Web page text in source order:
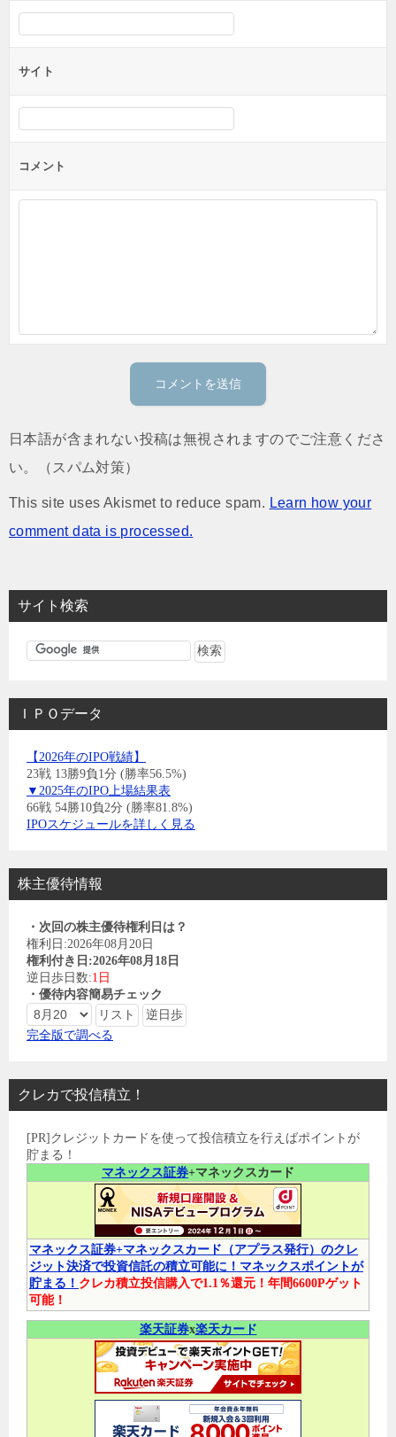
サイト
コメント
日本語が含まれない投稿は無視されますのでご注意くださ
い。（スパム対策）
This site uses Akismet to reduce spam. Learn how your
comment data is processed.
サイト検索
ＩＰＯデータ
【2026年のIPO戦績】
23戦 13勝9負1分 (勝率56.5%)
▼2025年のIPO上場結果表
66戦 54勝10負2分 (勝率81.8%)
IPOスケジュールを詳しく見る
株主優待情報
・次回の株主優待権利日は？
権利日:2026年08月20日
権利付き日:2026年08月18日
逆日歩日数:1日
・優待内容簡易チェック
完全版で調べる
クレカで投信積立！
[PR]クレジットカードを使って投信積立を行えばポイントが
貯まる！
マネックス証券+マネックスカード
マネックス証券+マネックスカード（アプラス発行）のクレ
ジット決済で投資信託の積立可能に！マネックスポイントが
貯まる！ クレカ積立投信購入で1.1％還元！年間6600Pゲット
可能！
楽天証券x楽天カード